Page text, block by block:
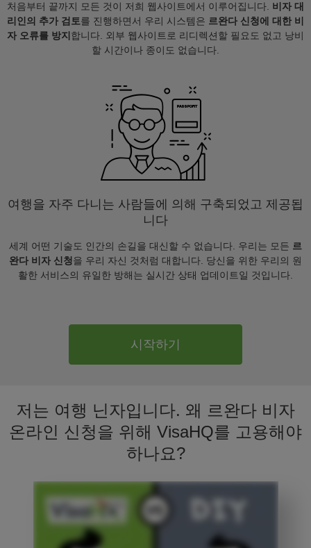
처음부터 끝까지 모든 것이 저희 웹사이트에서 이루어집니다. 비자 대
리인의 추가 검토를 진행하면서 우리 시스템은 르완다 신청에 대한 비
자 오류를 방지 합니다. 외부 웹사이트로 리디렉션할 필요도 없고 낭비
할 시간이나 종이도 없습니다.
여행을 자주 다니는 사람들에 의해 구축되었고 제공됩
니다
세계 어떤 기술도 인간의 손길을 대신할 수 없습니다. 우리는 모든 르
완다 비자 신청을 우리 자신 것처럼 대합니다. 당신을 위한 우리의 원
활한 서비스의 유일한 방해는 실시간 상태 업데이트일 것입니다.
시작하기
저는 여행 닌자입니다. 왜 르완다 비자
온라인 신청을 위해 VisaHQ를 고용해야
하나요?